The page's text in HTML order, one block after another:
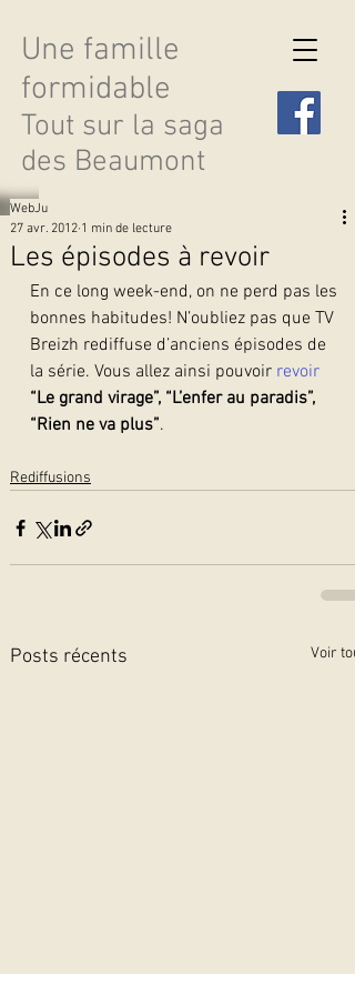
Une famille
formidable
Tout sur la saga
des Beaumont
Découvrir les saisons
Les épisodes à revoir
WebJu
27 avr. 2012 1 min de lecture
En ce long week-end, on ne perd pas les
bonnes habitudes! N’oubliez pas que TV
Breizh rediffuse d’anciens épisodes de
la série. Vous allez ainsi pouvoir revoir
“Le grand virage”, “L’enfer au paradis”,
“Rien ne va plus”.
Rediffusions
Posts récents Voir tout